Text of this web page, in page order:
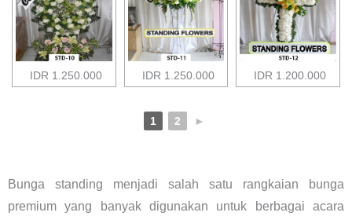
IDR 1.250.000 IDR 1.250.000 IDR 1.200.000
1 2 ►
Bunga standing menjadi salah satu rangkaian bunga
premium yang banyak digunakan untuk berbagai acara